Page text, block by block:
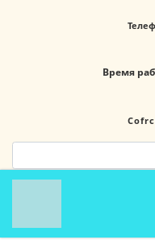
Время